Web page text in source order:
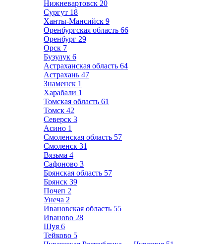
Нижневартовск 20
Сургут 18
Ханты-Мансийск 9
Оренбургская область 66
Оренбург 29
Орск 7
Бузулук 6
Астраханская область 64
Астрахань 47
Знаменск 1
Харабали 1
Томская область 61
Томск 42
Северск 3
Асино 1
Смоленская область 57
Смоленск 31
Вязьма 4
Сафоново 3
Брянская область 57
Брянск 39
Почеп 2
Унеча 2
Ивановская область 55
Иваново 28
Шуя 6
Тейково 5